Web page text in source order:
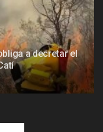
a decretar el